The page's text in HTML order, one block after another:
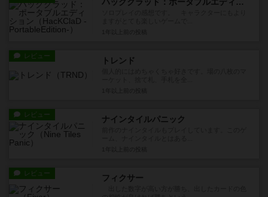
レビュー トレンド
レビュー ナインタイルパニック
レビュー フィクサー